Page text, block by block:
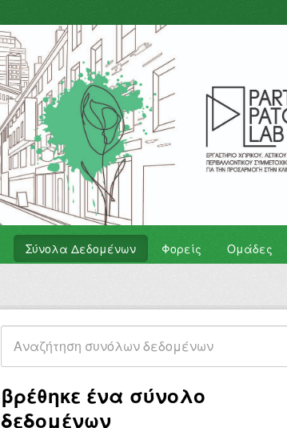
Σύνολα Δεδομένων Φορείς Ομάδες
βρέθηκε ένα σύνολο
δεδομένων